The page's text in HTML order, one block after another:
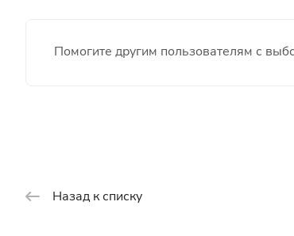
Помогите другим пользователям с
Назад к списку